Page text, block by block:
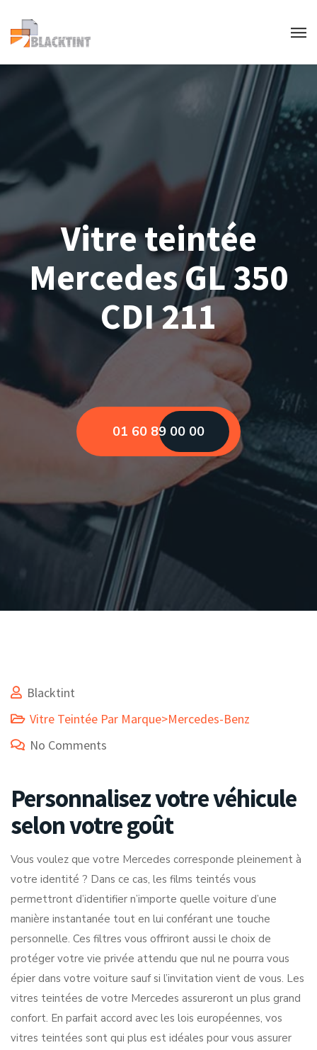
Vitre teintée
Mercedes GL 350
CDI 211
01 60 89 00 00
Blacktint
Vitre Teintée Par Marque>Mercedes-Benz
No Comments
Personnalisez votre véhicule
selon votre goût
Vous voulez que votre Mercedes corresponde pleinement à
votre identité ? Dans ce cas, les films teintés vous
permettront d’identifier n’importe quelle voiture d’une
manière instantanée tout en lui conférant une touche
personnelle. Ces filtres vous offriront aussi le choix de
protéger votre vie privée attendu que nul ne pourra vous
épier dans votre voiture sauf si l’invitation vient de vous. Les
vitres teintées de votre Mercedes assureront un plus grand
confort. En parfait accord avec les lois européennes, vos
vitres teintées sont qui plus est idéales pour vous assurer